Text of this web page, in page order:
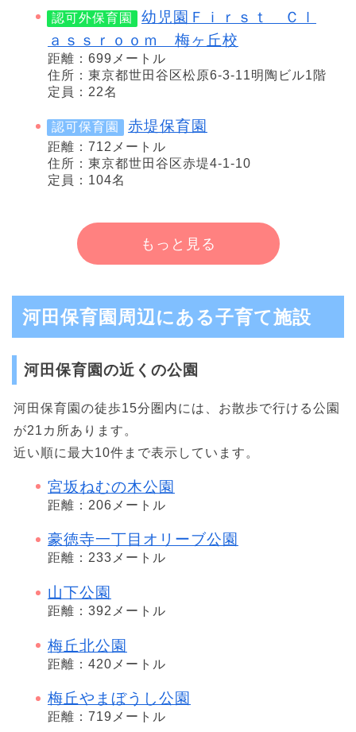
認可外保育園
幼児園Ｆｉｒｓｔ Ｃｌ
ａｓｓｒｏｏｍ 梅ヶ丘校
距離：699メートル
住所：東京都世田谷区松原6-3-11明陶ビル1階
定員：22名
認可保育園 赤堤保育園
距離：712メートル
住所：東京都世田谷区赤堤4-1-10
定員：104名
もっと見る
河田保育園周辺にある子育て施設
河田保育園の近くの公園
河田保育園の徒歩15分圏内には、お散歩で行ける公園
が21カ所あります。
近い順に最大10件まで表示しています。
宮坂ねむの木公園
距離：206メートル
豪徳寺一丁目オリーブ公園
距離：233メートル
山下公園
距離：392メートル
梅丘北公園
距離：420メートル
梅丘やまぼうし公園
距離：719メートル